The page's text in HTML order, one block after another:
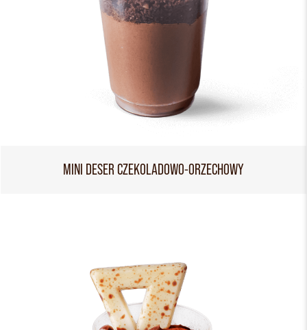
MINI DESER CZEKOLADOWO-ORZECHOWY